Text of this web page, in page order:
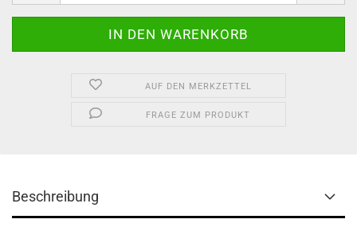
AUF DEN MERKZETTEL
FRAGE ZUM PRODUKT
Beschreibung